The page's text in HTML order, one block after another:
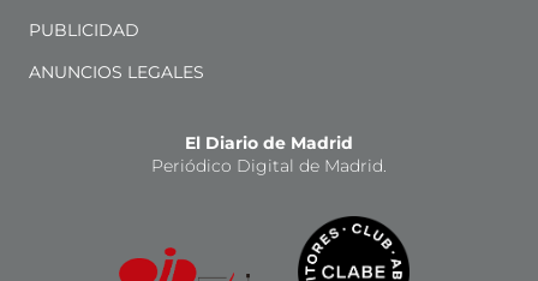
PUBLICIDAD
ANUNCIOS LEGALES
El Diario de Madrid
Periódico Digital de Madrid.